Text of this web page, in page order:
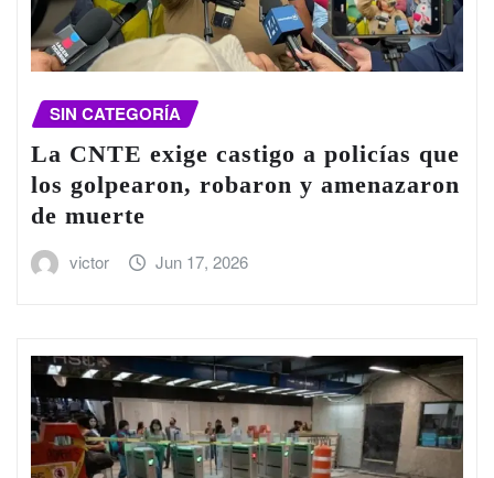
SIN CATEGORÍA
La CNTE exige castigo a policías que
los golpearon, robaron y amenazaron
de muerte
victor Jun 17, 2026